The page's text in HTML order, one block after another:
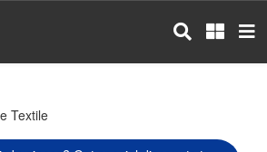
Textile